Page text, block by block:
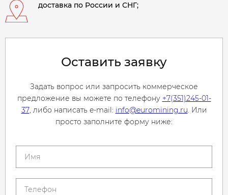
доставка по России и СНГ;
Оставить заявку
Задать вопрос или запросить коммерческое
предложение вы можете по телефону +7(351)245-01-
37, либо написать e-mail: info@euromining.ru. Или
просто заполните форму ниже: